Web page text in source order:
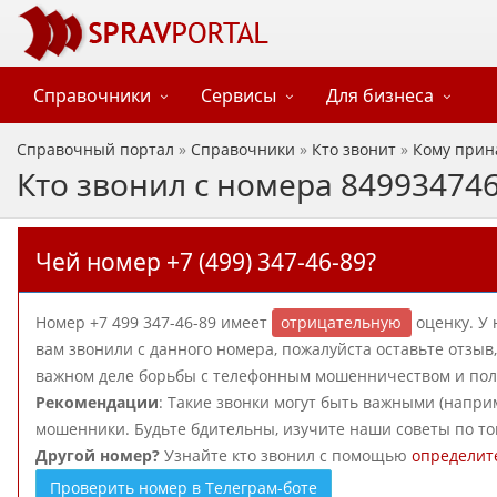
Справочники Сервисы Для бизнеса
Справочный портал » Справочники » Кто звонит » Кому
Кто звонил с номера
Чей номер +7 (499) 347-46-89?
Номер +7 499 347-46-89 имеет отрицательную
оценку. У
вам звонили с данного номера, пожалуйста оставьте
важном деле борьбы с телефонным мошенничеством и
Рекомендации: Такие звонки могут быть важными
мошенники. Будьте бдительны, изучите наши советы по
Другой номер? Узнайте кто звонил с помощью
Проверить номер в Телеграм-боте